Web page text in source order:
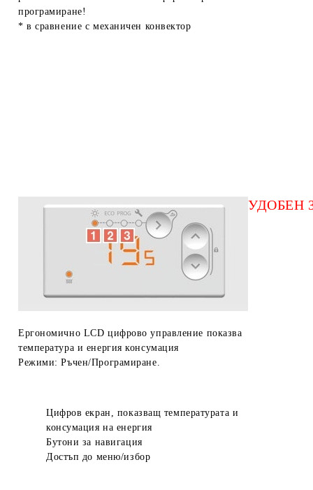
програмиране!
* в сравнение с механичен конвектор
УДОБЕН
Ергономично LCD цифрово управление показва
температура и енергия консумация
Режими: Ръчен/Програмиране.
Цифров екран, показващ температурата и
консумация на енергия
Бутони за навигация
Достъп до меню/избор